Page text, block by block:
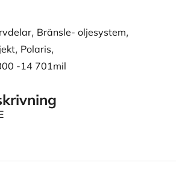
, Bränsle- oljesystem,
, Polaris,
-14 701mil